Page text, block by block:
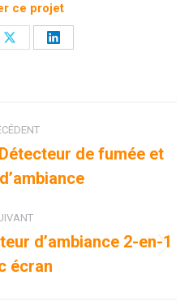
ce projet
PartagerPartager
précédent
de fumée et
similaires
d’ambiance 2-en-1
écran